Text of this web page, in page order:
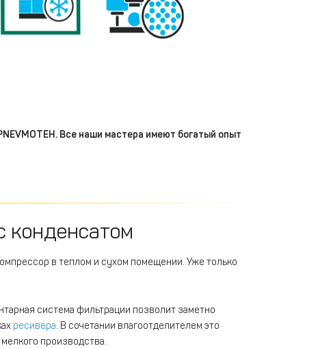
Все наши мастера имеют богатый опыт
конденсатом
в теплом и сухом помещении. Уже только
система фильтрации позволит заметно
ресивера. В сочетании влагоотделителем это
производства.